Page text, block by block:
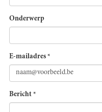
Onderwerp
E-mailadres *
Bericht *